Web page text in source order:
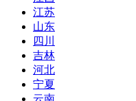
江苏
山东
四川
吉林
河北
宁夏
云南